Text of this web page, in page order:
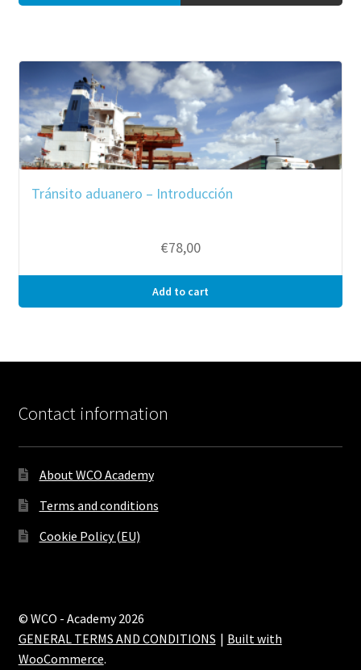
Tránsito aduanero – Introducción
€78,00
Add to cart
Contact information
About WCO Academy
Terms and conditions
Cookie Policy (EU)
© WCO - Academy 2026
GENERAL TERMS AND CONDITIONS
Built with
WooCommerce.